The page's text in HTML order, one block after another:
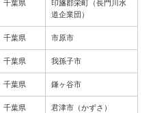
千葉県
印旛郡栄町（長門川水
道企業団）
千葉県 市原市
千葉県 我孫子市
千葉県 鎌ヶ谷市
千葉県 君津市（かずさ）